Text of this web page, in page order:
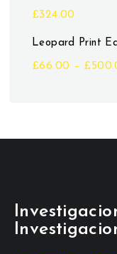
£324.00
Leopard Print
£66.00 – £